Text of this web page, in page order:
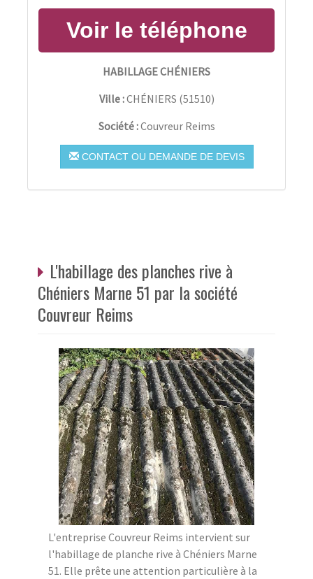
HABILLAGE CHÉNIERS
Ville :CHÉNIERS (51510)
Société :Couvreur Reims
CONTACT OU DEMANDE DE DEVIS
L'habillage des planches rive à
Chéniers Marne 51 par la société
Couvreur Reims
L'entreprise Couvreur Reims intervient sur
l'habillage de planche rive à Chéniers Marne
51. Elle prête une attention particulière à la